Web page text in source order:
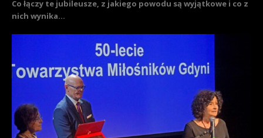
Co łączy te jubileusze, z jakiego powodu są wyjątkowe i co z
nich wynika...